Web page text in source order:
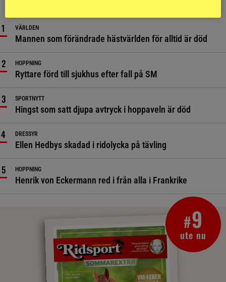
VÄRLDEN
Mannen som förändrade hästvärlden för alltid är död
HOPPNING
Ryttare förd till sjukhus efter fall på SM
SPORTNYTT
Hingst som satt djupa avtryck i hoppaveln är död
DRESSYR
Ellen Hedbys skadad i ridolycka på tävling
HOPPNING
Henrik von Eckermann red i från alla i Frankrike
#9
ute nu